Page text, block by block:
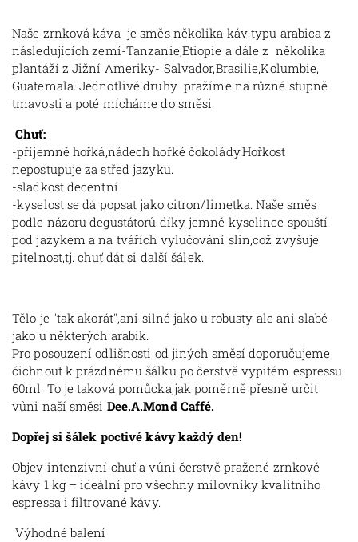
Naše zrnková káva je směs několika káv typu arabica z
následujících zemí-Tanzanie,Etiopie a dále z několika
plantáží z Jižní Ameriky- Salvador,Brasilie,Kolumbie,
Guatemala. Jednotlivé druhy pražíme na různé stupně
tmavosti a poté mícháme do směsi.
Chuť:
-příjemně hořká,nádech hořké čokolády.Hořkost
nepostupuje za střed jazyku.
-sladkost decentní
-kyselost se dá popsat jako citron/limetka. Naše směs
podle názoru degustátorů díky jemné kyselince spouští
pod jazykem a na tvářích vylučování slin,což zvyšuje
pitelnost,tj. chuť dát si další šálek.
Tělo je "tak akorát",ani silné jako u robusty ale ani slabé
jako u některých arabik.
Pro posouzení odlišnosti od jiných směsí doporučujeme
čichnout k prázdnému šálku po čerstvě vypitém espressu
60ml. To je taková pomůcka,jak poměrně přesně určit
vůni naší směsi Dee.A.Mond Caffé.
Dopřej si šálek poctivé kávy každý den!
Objev intenzivní chuť a vůni čerstvě pražené zrnkové
kávy 1 kg – ideální pro všechny milovníky kvalitního
espressa i filtrované kávy.
Výhodné balení